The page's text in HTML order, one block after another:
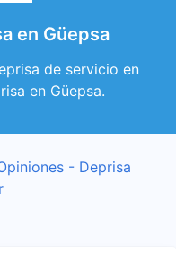
en Güepsa
de servicio en
en Güepsa.
- Deprisa